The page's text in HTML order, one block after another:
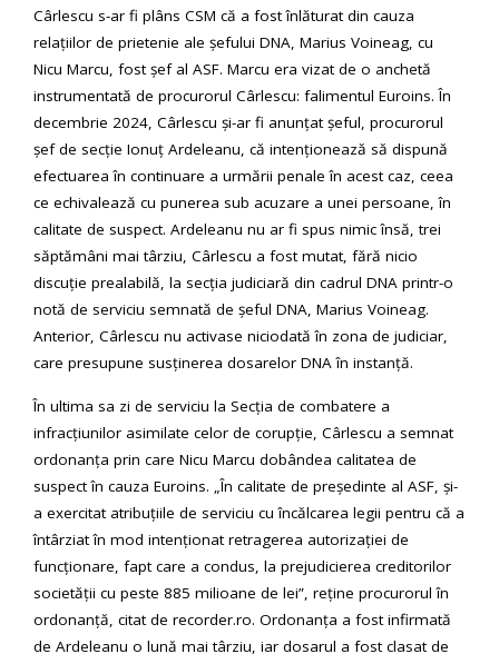
Cârlescu s-ar fi plâns CSM că a fost înlăturat din cauza
relațiilor de prietenie ale șefului DNA, Marius Voineag, cu
Nicu Marcu, fost șef al ASF. Marcu era vizat de o anchetă
instrumentată de procurorul Cârlescu: falimentul Euroins. În
decembrie 2024, Cârlescu și-ar fi anunțat șeful, procurorul
șef de secție Ionuț Ardeleanu, că intenționează să dispună
efectuarea în continuare a urmării penale în acest caz, ceea
ce echivalează cu punerea sub acuzare a unei persoane, în
calitate de suspect. Ardeleanu nu ar fi spus nimic însă, trei
săptămâni mai târziu, Cârlescu a fost mutat, fără nicio
discuție prealabilă, la secția judiciară din cadrul DNA printr-o
notă de serviciu semnată de șeful DNA, Marius Voineag.
Anterior, Cârlescu nu activase niciodată în zona de judiciar,
care presupune susținerea dosarelor DNA în instanță.
În ultima sa zi de serviciu la Secția de combatere a
infracțiunilor asimilate celor de corupție, Cârlescu a semnat
ordonanța prin care Nicu Marcu dobândea calitatea de
suspect în cauza Euroins. „În calitate de președinte al ASF, și-
a exercitat atribuțiile de serviciu cu încălcarea legii pentru că a
întârziat în mod intenționat retragerea autorizației de
funcționare, fapt care a condus, la prejudicierea creditorilor
societății cu peste 885 milioane de lei”, reține procurorul în
ordonanță, citat de recorder.ro. Ordonanța a fost infirmată
de Ardeleanu o lună mai târziu, iar dosarul a fost clasat de